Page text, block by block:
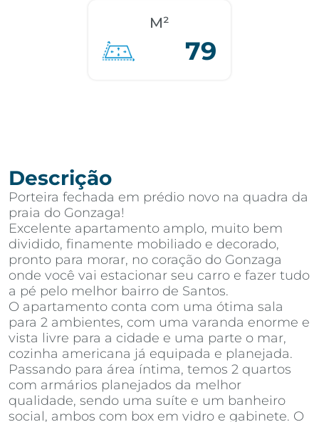
M²
79
Descrição
Porteira fechada em prédio novo na quadra da
praia do Gonzaga!
Excelente apartamento amplo, muito bem
dividido, finamente mobiliado e decorado,
pronto para morar, no coração do Gonzaga
onde você vai estacionar seu carro e fazer tudo
a pé pelo melhor bairro de Santos.
O apartamento conta com uma ótima sala
para 2 ambientes, com uma varanda enorme e
vista livre para a cidade e uma parte o mar,
cozinha americana já equipada e planejada.
Passando para área íntima, temos 2 quartos
com armários planejados da melhor
qualidade, sendo uma suíte e um banheiro
social, ambos com box em vidro e gabinete. O